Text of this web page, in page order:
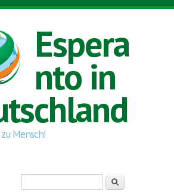
Espera
nto in
Mensch!